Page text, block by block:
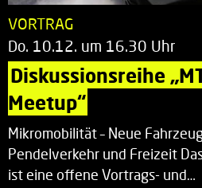
VORTRAG
Do. 10.12. um 16.30 Uhr
Diskussionsreihe
Meetup“
Mikromobilität – Neue
Pendelverkehr und Freizeit
ist eine offene Vortrags- und…